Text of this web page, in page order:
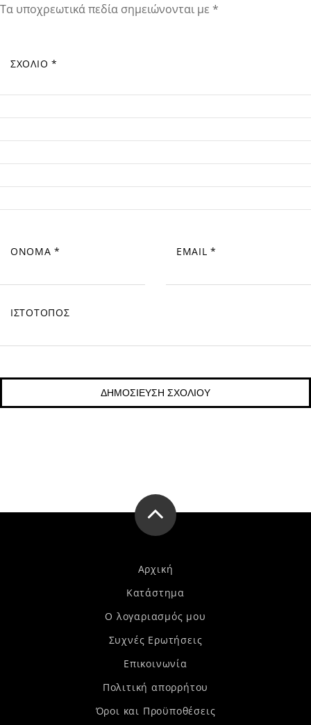
Τα υποχρεωτικά πεδία σημειώνονται με *
ΣΧΌΛΙΟ *
ΌΝΟΜΑ* EMAIL*
ΙΣΤΌΤΟΠΟΣ
Αρχική
Κατάστημα
Ο λογαριασμός μου
Συχνές Ερωτήσεις
Επικοινωνία
Πολιτική απορρήτου
Όροι και Προϋποθέσεις